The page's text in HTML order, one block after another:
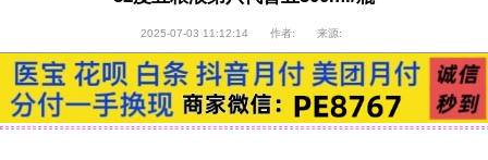
2025-07-03 11:12:14 作者: 来源: